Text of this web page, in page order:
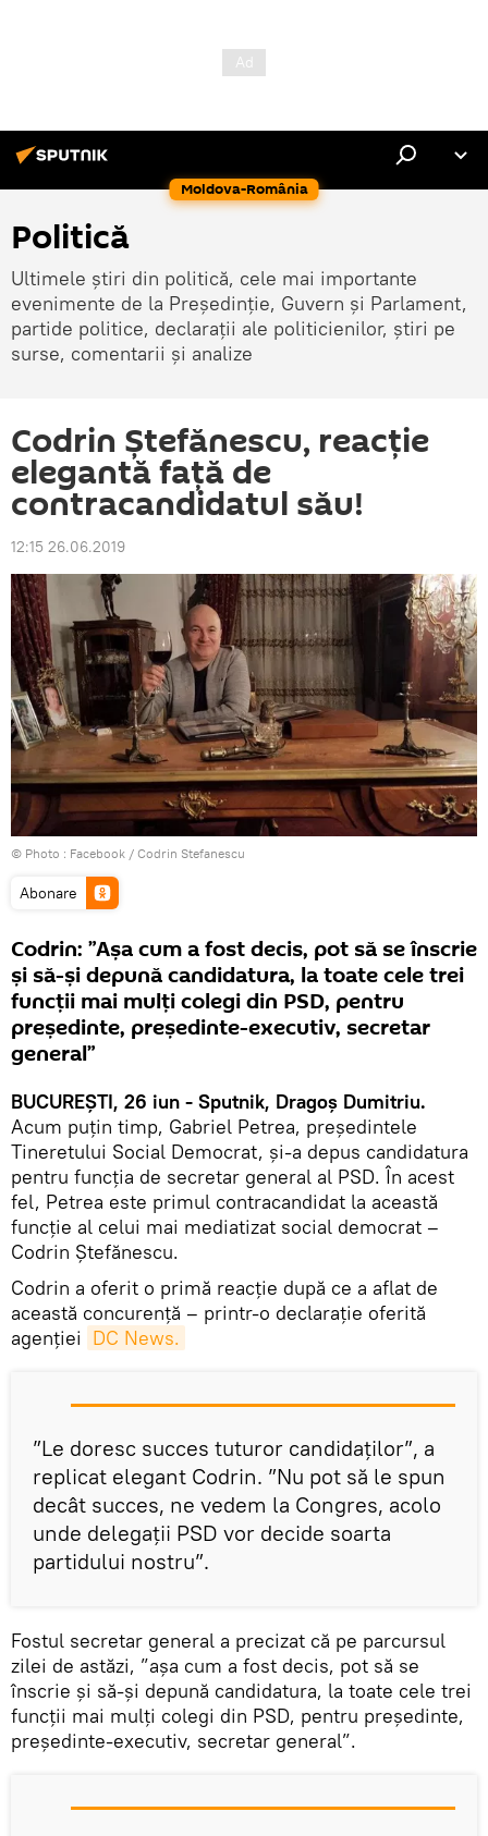
Moldova-România
Politică
Ultimele știri din politică, cele mai importante
evenimente de la Președinție, Guvern și Parlament,
partide politice, declarații ale politicienilor, știri pe
surse, comentarii și analize
Codrin Ștefănescu, reacție
elegantă față de
contracandidatul său!
12:15 26.06.2019
© Photo : Facebook / Codrin Stefanescu
Abonare
Codrin: ”Așa cum a fost decis, pot să se înscrie
și să-și depună candidatura, la toate cele trei
funcții mai mulți colegi din PSD, pentru
președinte, președinte-executiv, secretar
general”
BUCUREȘTI, 26 iun - Sputnik, Dragoș Dumitriu.
Acum puțin timp, Gabriel Petrea, președintele
Tineretului Social Democrat, și-a depus candidatura
pentru funcția de secretar general al PSD. În acest
fel, Petrea este primul contracandidat la această
funcție al celui mai mediatizat social democrat –
Codrin Ștefănescu.
Codrin a oferit o primă reacție după ce a aflat de
această concurență – printr-o declarație oferită
agenției DC News.
”Le doresc succes tuturor candidaților”, a
replicat elegant Codrin. ”Nu pot să le spun
decât succes, ne vedem la Congres, acolo
unde delegații PSD vor decide soarta
partidului nostru”.
Fostul secretar general a precizat că pe parcursul
zilei de astăzi, ”așa cum a fost decis, pot să se
înscrie și să-și depună candidatura, la toate cele trei
funcții mai mulți colegi din PSD, pentru președinte,
președinte-executiv, secretar general”.